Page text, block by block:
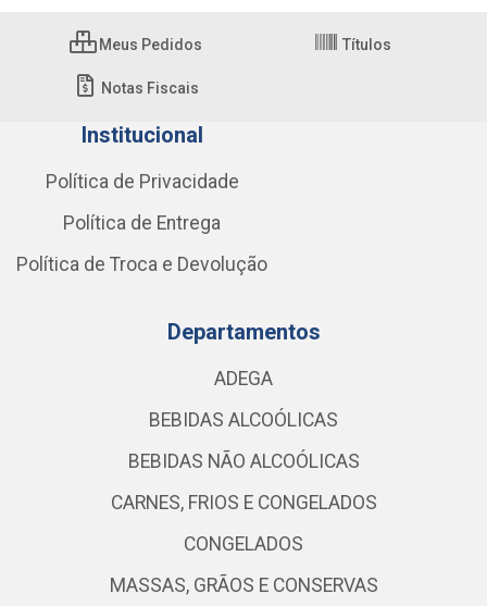
Meus Pedidos Títulos
Notas Fiscais
Institucional
Política de Privacidade
Política de Entrega
Política de Troca e Devolução
Departamentos
ADEGA
BEBIDAS ALCOÓLICAS
BEBIDAS NÃO ALCOÓLICAS
CARNES, FRIOS E CONGELADOS
CONGELADOS
MASSAS, GRÃOS E CONSERVAS